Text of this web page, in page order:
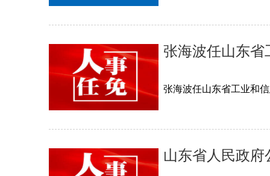
张海波任山东省
张海波任山东省工业和
山东省人民政